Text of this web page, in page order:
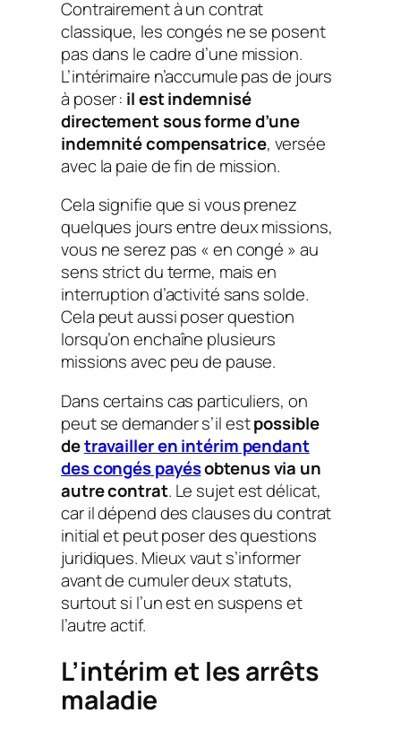
Contrairement à un contrat
classique, les congés ne se posent
pas dans le cadre d’une mission.
L’intérimaire n’accumule pas de jours
à poser : il est indemnisé
directement sous forme d’une
indemnité compensatrice, versée
avec la paie de fin de mission.
Cela signifie que si vous prenez
quelques jours entre deux missions,
vous ne serez pas « en congé » au
sens strict du terme, mais en
interruption d’activité sans solde.
Cela peut aussi poser question
lorsqu’on enchaîne plusieurs
missions avec peu de pause.
Dans certains cas particuliers, on
peut se demander s’il estpossible
detravailler en intérim pendant
des congés payésobtenus via un
autre contrat. Le sujet est délicat,
car il dépend des clauses du contrat
initial et peut poser des questions
juridiques. Mieux vaut s’informer
avant de cumuler deux statuts,
surtout si l’un est en suspens et
l’autre actif.
L’intérim et les arrêts
maladie